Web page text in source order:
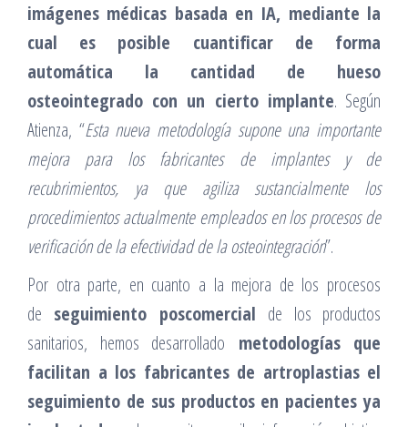
imágenes médicas basada en IA, mediante la
cual es posible cuantificar de forma
automática la cantidad de hueso
osteointegrado con un cierto implante. Según
Atienza, “Esta nueva metodología supone una importante
mejora para los fabricantes de implantes y de
recubrimientos, ya que agiliza sustancialmente los
procedimientos actualmente empleados en los procesos de
verificación de la efectividad de la osteointegración”.
Por otra parte, en cuanto a la mejora de los procesos
de seguimiento poscomercial de los productos
sanitarios, hemos desarrollado metodologías que
facilitan a los fabricantes de artroplastias el
seguimiento de sus productos en pacientes ya